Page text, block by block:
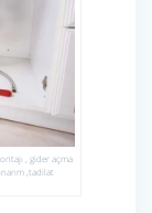
, gider açma
,tadilat